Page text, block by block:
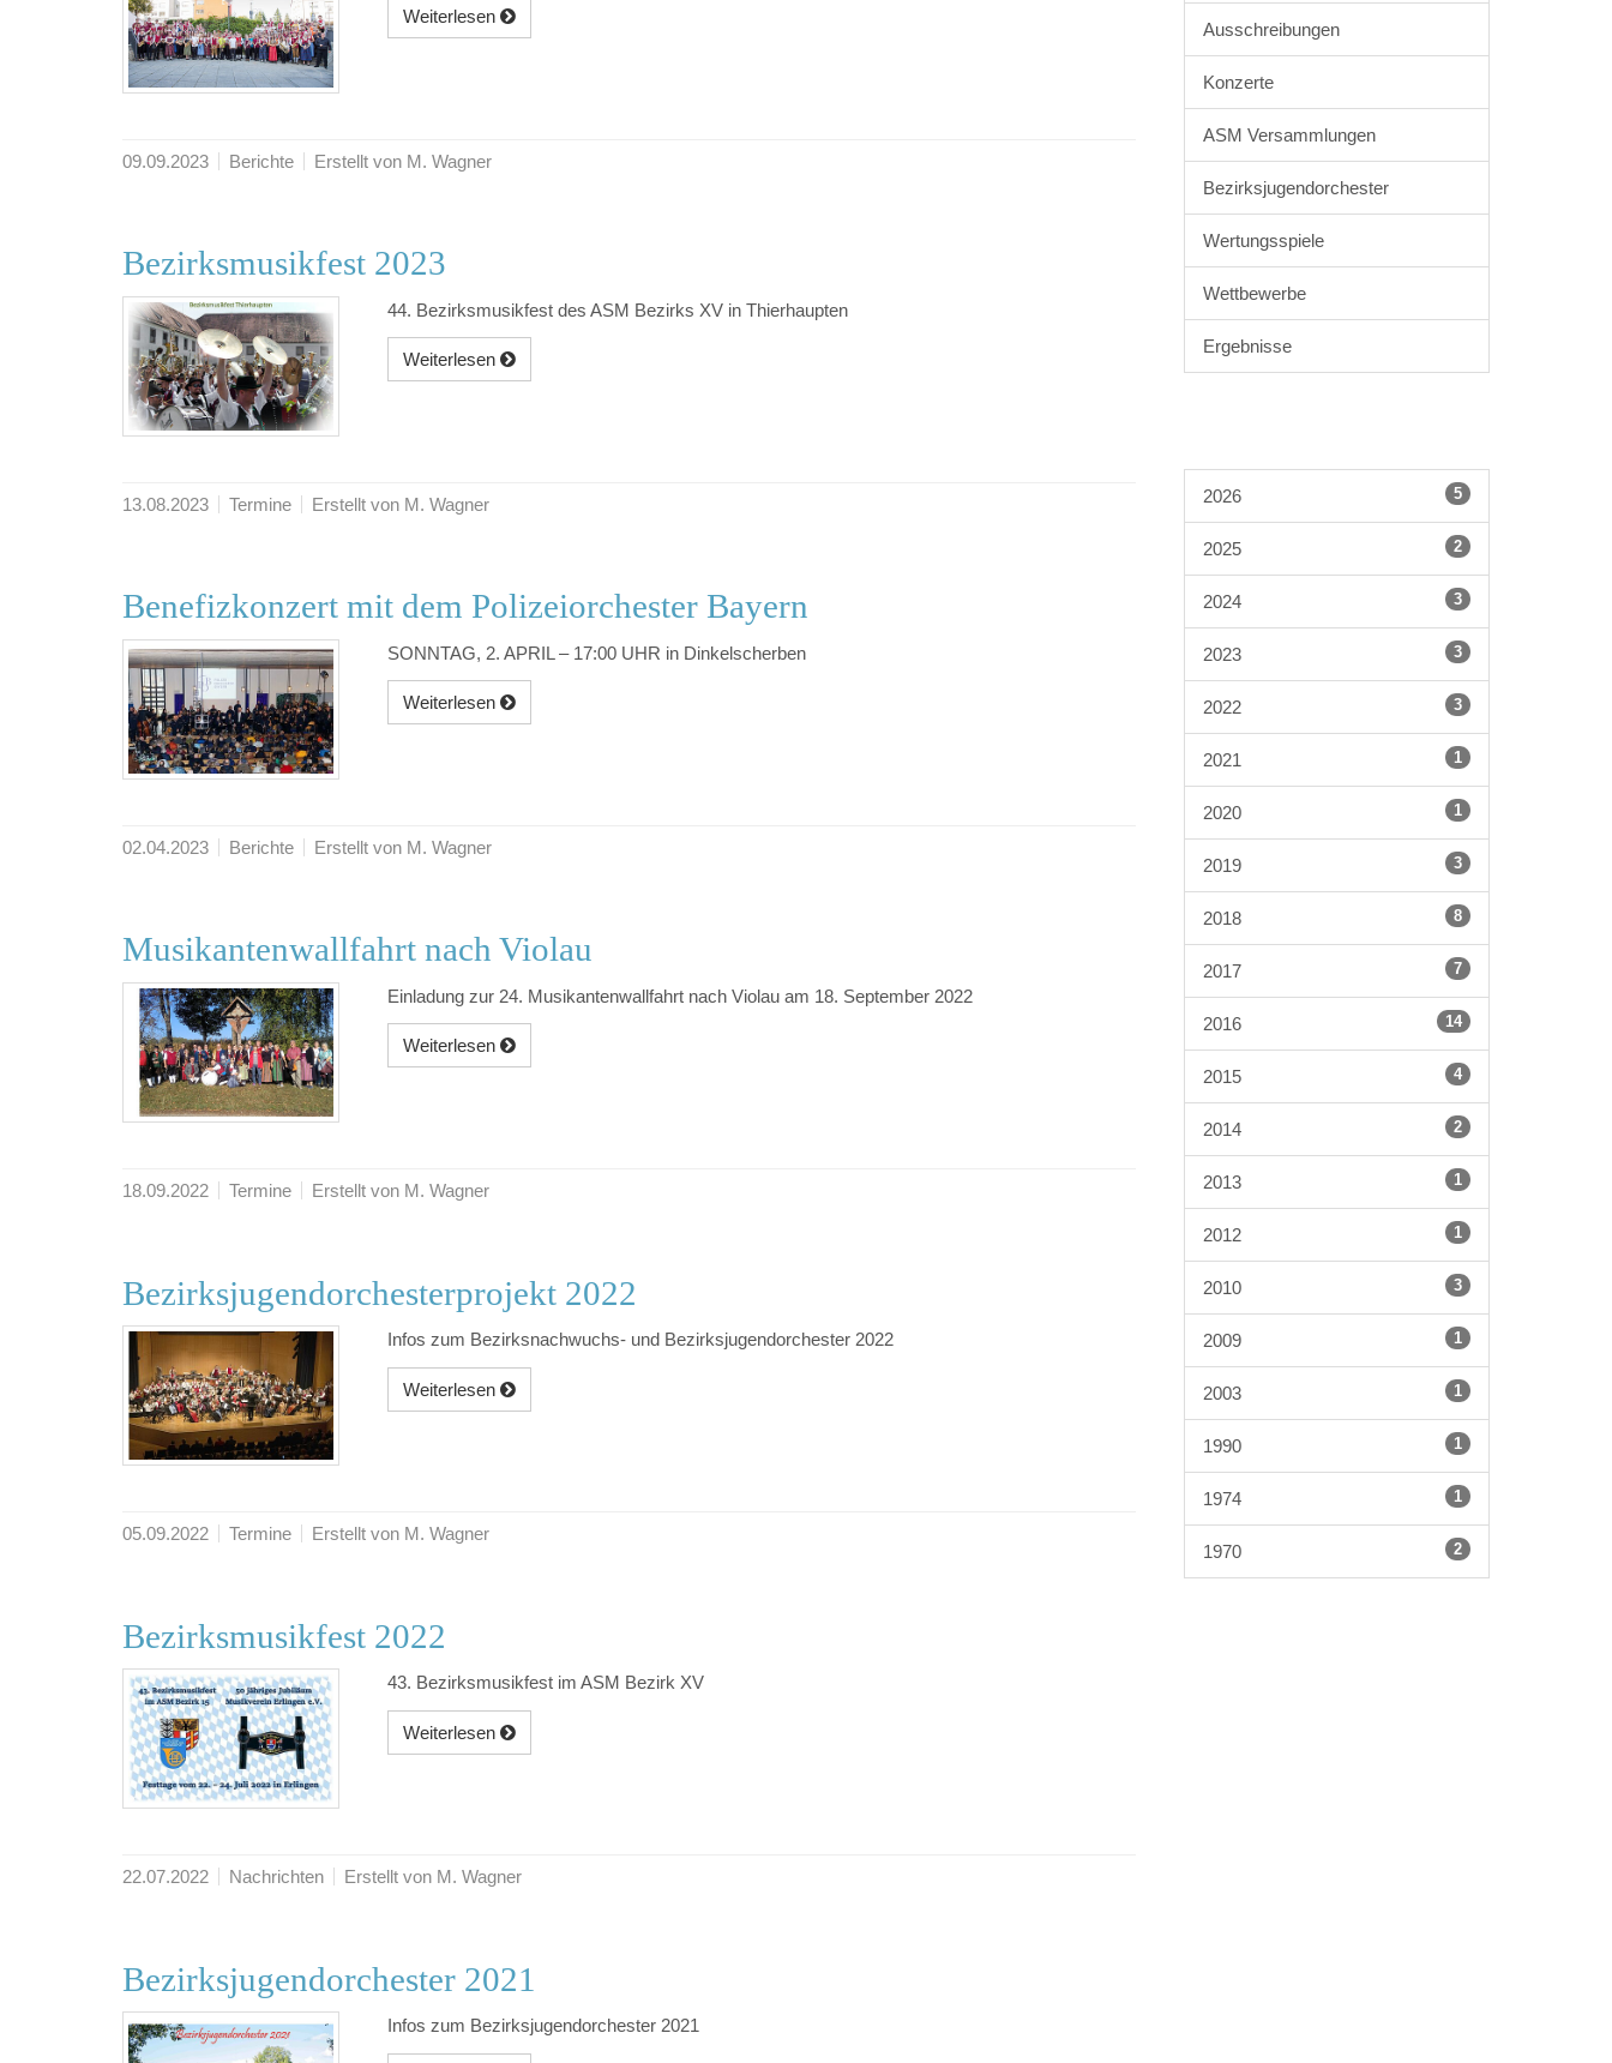
Weiterlesen
09.09.2023 Berichte Erstellt von M. Wagner
Bezirksmusikfest 2023
44. Bezirksmusikfest des ASM Bezirks XV in Thierhaupten
Weiterlesen
13.08.2023 Termine Erstellt von M. Wagner
Benefizkonzert mit dem Polizeiorchester Bayern
SONNTAG, 2. APRIL – 17:00 UHR in Dinkelscherben
Weiterlesen
02.04.2023 Berichte Erstellt von M. Wagner
Musikantenwallfahrt nach Violau
Einladung zur 24. Musikantenwallfahrt nach Violau am 18. September 2022
Weiterlesen
18.09.2022 Termine Erstellt von M. Wagner
Bezirksjugendorchesterprojekt 2022
Infos zum Bezirksnachwuchs- und Bezirksjugendorchester 2022
Weiterlesen
05.09.2022 Termine Erstellt von M. Wagner
Bezirksmusikfest 2022
43. Bezirksmusikfest im ASM Bezirk XV
Weiterlesen
22.07.2022 Nachrichten Erstellt von M. Wagner
Bezirksjugendorchester 2021
Infos zum Bezirksjugendorchester 2021
Ausschreibungen
Konzerte
ASM Versammlungen
Bezirksjugendorchester
Wertungsspiele
Wettbewerbe
Ergebnisse
2026 5
2025 2
2024 3
2023 3
2022 3
2021 1
2020 1
2019 3
2018 8
2017 7
2016 14
2015 4
2014 2
2013 1
2012 1
2010 3
2009 1
2003 1
1990 1
1974 1
1970 2